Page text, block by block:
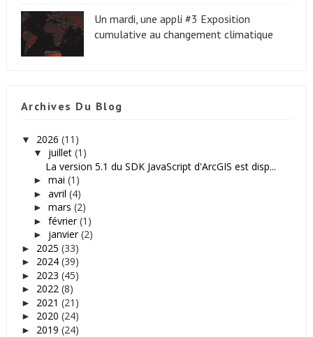
Un mardi, une appli #3 Exposition
cumulative au changement climatique
Archives Du Blog
▼ 2026 (11)
▼ juillet (1)
La version 5.1 du SDK JavaScript d'ArcGIS est disp...
► mai (1)
► avril (4)
► mars (2)
► février(1)
► janvier(2)
► 2025 (33)
► 2024 (39)
► 2023 (45)
► 2022 (8)
► 2021 (21)
► 2020 (24)
► 2019 (24)